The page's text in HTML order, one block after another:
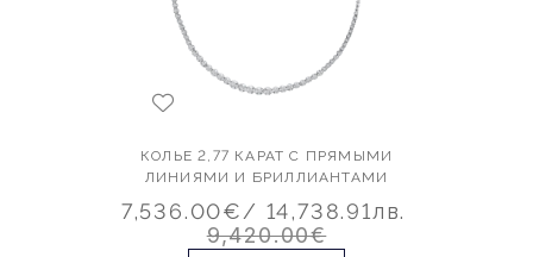
КОЛЬЕ 2,77 КАРАТ С ПРЯМЫМИ
ЛИНИЯМИ И БРИЛЛИАНТАМИ
7,536.00€/ 14,738.91лв.
9,420.00€